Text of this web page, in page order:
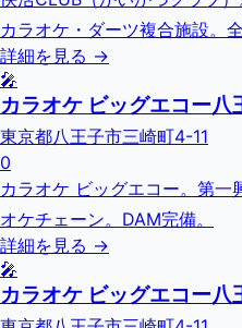
カラオケ・ダーツ複合施設。
詳細を見る →
🎤
カラオケ ビッグエコー八
東京都八王子市三崎町4-11
0
カラオケ ビッグエコー。第一
オケチェーン。DAM完備。
詳細を見る →
🎤
カラオケ ビッグエコー八